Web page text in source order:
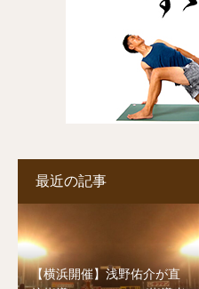
最近の記事
【横浜開催】浅野佑介が直